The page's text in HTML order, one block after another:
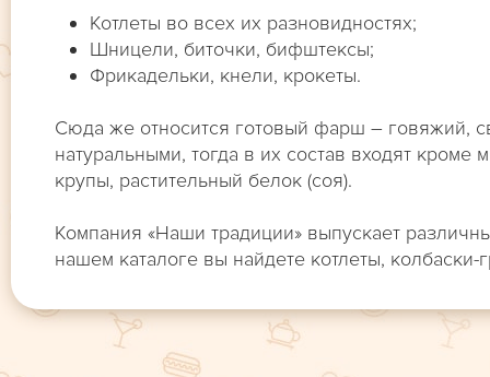
Котлеты во всех их разновидностях;
Шницели, биточки, бифштексы;
Фрикадельки, кнели, крокеты.
Сюда же относится готовый фарш – говяжий,
натуральными, тогда в их состав входят
крупы, растительный белок (соя).
Компания «Наши традиции» выпускает
нашем каталоге вы найдете котлеты,